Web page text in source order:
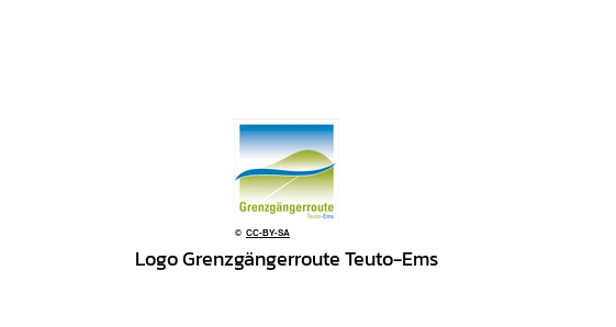
© CC-BY-SA
Logo Grenzgängerroute Teuto-Ems